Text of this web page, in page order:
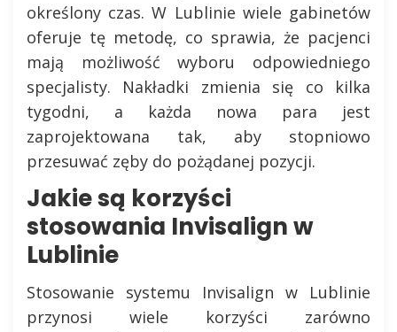
określony czas. W Lublinie wiele gabinetów
oferuje tę metodę, co sprawia, że pacjenci
mają możliwość wyboru odpowiedniego
specjalisty. Nakładki zmienia się co kilka
tygodni, a każda nowa para jest
zaprojektowana tak, aby stopniowo
przesuwać zęby do pożądanej pozycji.
Jakie są korzyści
stosowania Invisalign w
Lublinie
Stosowanie systemu Invisalign w Lublinie
przynosi wiele korzyści zarówno